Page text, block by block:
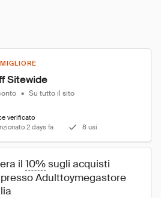
Sitewide
• Su tutto il sito
verificato
2 days fa
8 usi
il 10% sugli acquisti
Adulttoymegastore